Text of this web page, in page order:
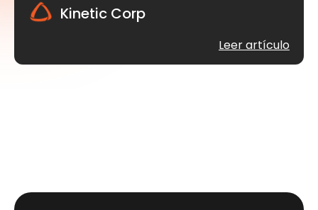
Kinetic Corp
Leer artículo